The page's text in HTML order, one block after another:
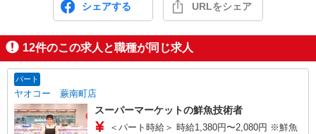
シェアする URLをシェア
12件のこの求人と職種が同じ求人
パート
ヤオコー 蕨南町店
スーパーマーケットの鮮魚技術者
＜パート時給＞ 時給1,380円〜2,080円 ※鮮魚